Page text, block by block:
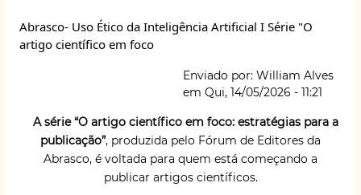
Abrasco- Uso Ético da Inteligência Artificial I Série "O
artigo científico em foco
Enviado por: William Alves
em Qui, 14/05/2026 - 11:21
A série “O artigo científico em foco: estratégias para a
publicação”, produzida pelo Fórum de Editores da
Abrasco, é voltada para quem está começando a
publicar artigos científicos.